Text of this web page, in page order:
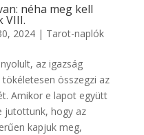
néha meg kell
VIII.
2024| Tarot-naplók
az igazság
összegzi az
Amikor e lapot együtt
jutottunk, hogy az
kapjuk meg,